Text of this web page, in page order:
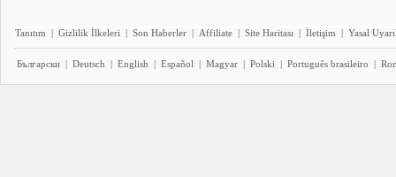
Tanıtım | Gizlilik İlkeleri | Son Haberler | Affiliate | Site Haritası | İletişim | Yasal
Български | Deutsch | English | Español | Magyar | Polski | Português brasileiro |